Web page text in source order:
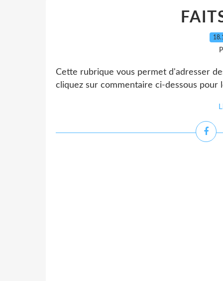
Cette rubrique vous permet d'adresser
cliquez sur commentaire ci-dessous pour